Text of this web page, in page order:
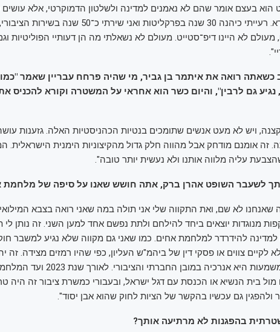
הוא בעצם אומר שהם לא נאמנים למדינה ולשלטון הדמוקרטי, אלא
לא היה ולא נברא. רעייתי כיהנה 30 שנה בפרקליטות ואני
מעולם לא היינו דיפ־סטייט. מעולם לא נשאלתי מה הן דעותיי הפוליטיות
רואה את איתמר בן גביר, מי שהיה פרחח עבריין שאמר
גם לרבין", והיום כשר הוא אחראי על המשטרה וקורא להכניס
ויש לא מעט אנשים שתומכים בנטיות הכהניסטיות האלה. גזענות עושה
זה אומנם מודחק אבל מהווה חלק גדול מהקיצוניות הימנית הישראלית.
עליה מלווה אותנו ולא נעשית יותר טובה".
לשעבר השופט אהרן ברק, אתה חושש שאנו על סיפה של מלחמת
שאנחנו לא שם, ואת התקווה שלי אני תולה במה שאני רואה בצבא
מנוגדות יוצאים ביחד להילחם ולתת נפשם אחד למען השני. זה נותן לי
למדינה להידרדר למלחמת אחים. כמו שאני גם מקווה שלא נגיע למשבר
צווים או פסקי דין של ביהמ"ש העליון, כפי שהיו רמזים מצידה. זה
בלתי נסבל, והמשמעות היא אנרכיה במובן
מול בית הנשיא או הכנסת עם דגל ישראל, ובעבורי כמשרת ציבור זה היה
ולהפגין גם עכשיו בהקשר של הציות לחוק שהוא אבן יסוד".
בהפגנות לא מרתיעה אותך?